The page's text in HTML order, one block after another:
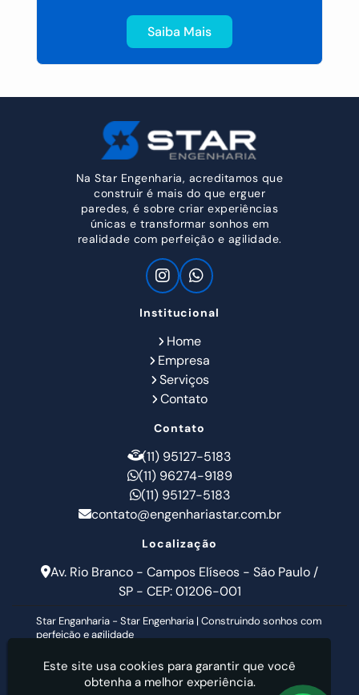
Saiba Mais
Na Star Engenharia, acreditamos que
construir é mais do que erguer
paredes, é sobre criar experiências
únicas e transformar sonhos em
realidade com perfeição e agilidade.
Institucional
Home
Empresa
Serviços
Contato
Contato
(11) 95127-5183
(11) 96274-9189
(11) 95127-5183
contato@engenhariastar.com.br
Localização
Av. Rio Branco - Campos Elíseos - São Paulo /
SP - CEP: 01206-001
Star Enganharia - Star Engenharia | Construindo sonhos com
perfeição e agilidade
Este site usa cookies para garantir que você
obtenha a melhor experiência.